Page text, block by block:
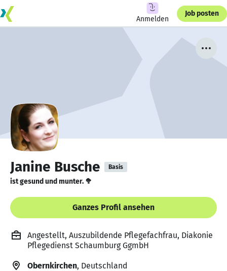
Anmelden
Job posten
Janine Busche Basis
ist gesund und munter. 🥦
Ganzes Profil ansehen
Angestellt, Auszubildende Pflegefachfrau, Diakonie
Pflegedienst Schaumburg GgmbH
Obernkirchen, Deutschland